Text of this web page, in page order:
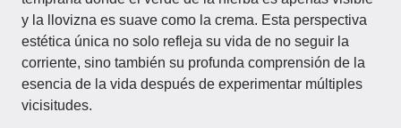
y la llovizna es suave como la crema. Esta perspectiva
estética única no solo refleja su vida de no seguir la
corriente, sino también su profunda comprensión de la
esencia de la vida después de experimentar múltiples
vicisitudes.